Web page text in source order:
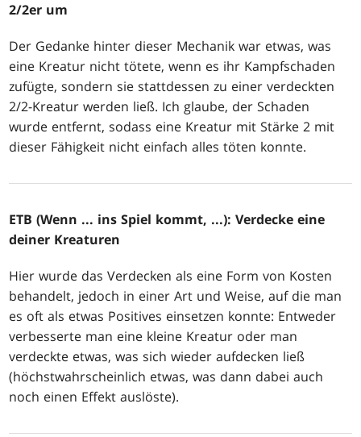
2/2er um
Der Gedanke hinter dieser Mechanik war etwas, was
eine Kreatur nicht tötete, wenn es ihr Kampfschaden
zufügte, sondern sie stattdessen zu einer verdeckten
2/2-Kreatur werden ließ. Ich glaube, der Schaden
wurde entfernt, sodass eine Kreatur mit Stärke 2 mit
dieser Fähigkeit nicht einfach alles töten konnte.
ETB (Wenn ... ins Spiel kommt, ...): Verdecke eine
deiner Kreaturen
Hier wurde das Verdecken als eine Form von Kosten
behandelt, jedoch in einer Art und Weise, auf die man
es oft als etwas Positives einsetzen konnte: Entweder
verbesserte man eine kleine Kreatur oder man
verdeckte etwas, was sich wieder aufdecken ließ
(höchstwahrscheinlich etwas, was dann dabei auch
noch einen Effekt auslöste).